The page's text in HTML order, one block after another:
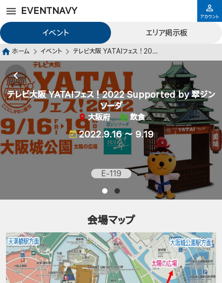
EVENTNAVY
イベント エリア掲示板
アカウント
ホーム イベント テレビ大阪 YATAIフェス！2022 Supported by 翠ジンソーダ
テレビ大阪 YATAIフェス！2022 Supported by 翠ジン
ソーダ
大阪府 飲食
2022.9.16 ～ 9.19
E-119
会場マップ